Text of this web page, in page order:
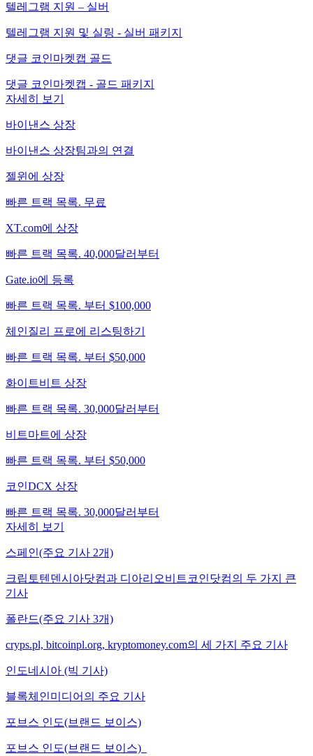
텔레그램 지원 – 실버
텔레그램 지원 및 실링 - 실버 패키지
댓글 코인마켓캡 골드
댓글 코인마켓캡 - 골드 패키지
자세히 보기
바이낸스 상장
바이낸스 상장팀과의 연결
젤윈에 상장
빠른 트랙 목록. 무료
XT.com에 상장
빠른 트랙 목록. 40,000달러부터
Gate.io에 등록
빠른 트랙 목록. 부터 $100,000
체인질리 프로에 리스팅하기
빠른 트랙 목록. 부터 $50,000
화이트비트 상장
빠른 트랙 목록. 30,000달러부터
비트마트에 상장
빠른 트랙 목록. 부터 $50,000
코인DCX 상장
빠른 트랙 목록. 30,000달러부터
자세히 보기
스페인(주요 기사 2개)
크립토텐덴시아닷컴과 디아리오비트코인닷컴의 두 가지 큰
기사
폴란드(주요 기사 3개)
cryps.pl, bitcoinpl.org, kryptomoney.com의 세 가지 주요 기사
인도네시아 (빅 기사)
블록체인미디어의 주요 기사
포브스 인도(브랜드 보이스)
포브스 인도(브랜드 보이스)